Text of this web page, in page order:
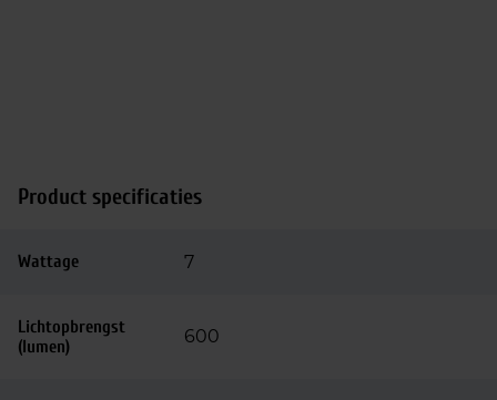
Product specificaties
Wattage 7
Lichtopbrengst
(lumen)
600